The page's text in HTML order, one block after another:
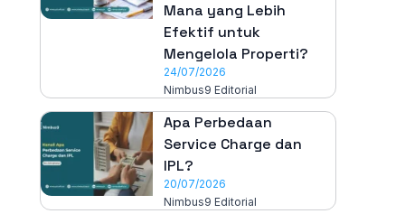
Mana yang Lebih
Efektif untuk
Mengelola Properti?
24/07/2026
Nimbus9 Editorial
Apa Perbedaan
Service Charge dan
IPL?
20/07/2026
Nimbus9 Editorial